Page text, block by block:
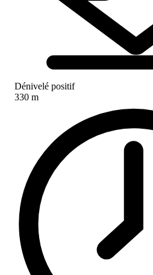
Dénivelé positif
330 m